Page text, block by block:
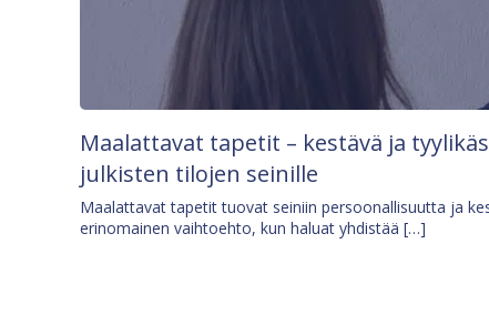
Maalattavat tapetit – kestävä ja
julkisten tilojen seinille
Maalattavat tapetit tuovat seiniin persoonallisuutta ja
erinomainen vaihtoehto, kun haluat yhdistää […]